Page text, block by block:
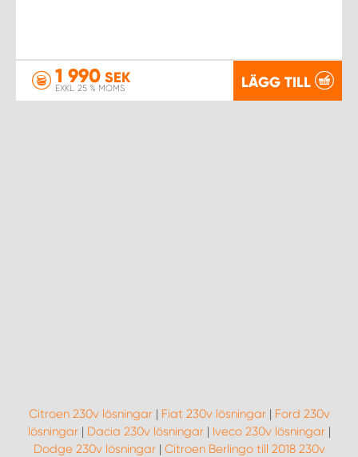
1 990 SEK
EXKL. 25 % MOMS LÄGG TILL
Citroen 230v lösningar| Fiat 230v lösningar| Ford 230v
lösningar| Dacia 230v lösningar| Iveco 230v lösningar|
Dodge 230v lösningar| Citroen Berlingo till 2018 230v